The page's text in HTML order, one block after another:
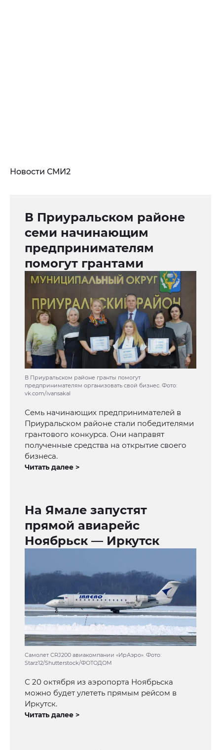
Новости СМИ2
В Приуральском районе
семи начинающим
предпринимателям
помогут грантами
В Приуральском районе гранты помогут
предпринимателям организовать свой бизнес. Фото:
vk.com/ivansakal
Семь начинающих предпринимателей в
Приуральском районе стали победителями
грантового конкурса. Они направят
полученные средства на открытие своего
бизнеса.
Читать далее >
На Ямале запустят
прямой авиарейс
Ноябрьск — Иркутск
Самолет CRJ200 авиакомпании «ИрАэро». Фото:
Starz12/Shutterstock/ФОТОДОМ
С 20 октября из аэропорта Ноябрьска
можно будет улететь прямым рейсом в
Иркутск.
Читать далее >